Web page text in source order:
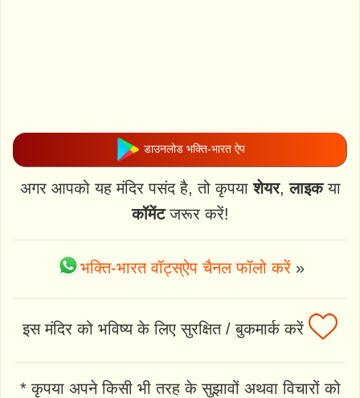
डाउनलोड भक्ति-भारत ऐप
अगर आपको यह मंदिर पसंद है, तो कृपयाशेयर,लाइकया
कॉमेंटजरूर करें!
भक्ति-भारत वॉट्स्ऐप चैनल फॉलो करें»
इस मंदिर को भविष्य के लिए सुरक्षित / बुकमार्क करें
* कृपया अपने किसी भी तरह के सुझावों अथवा विचारों को